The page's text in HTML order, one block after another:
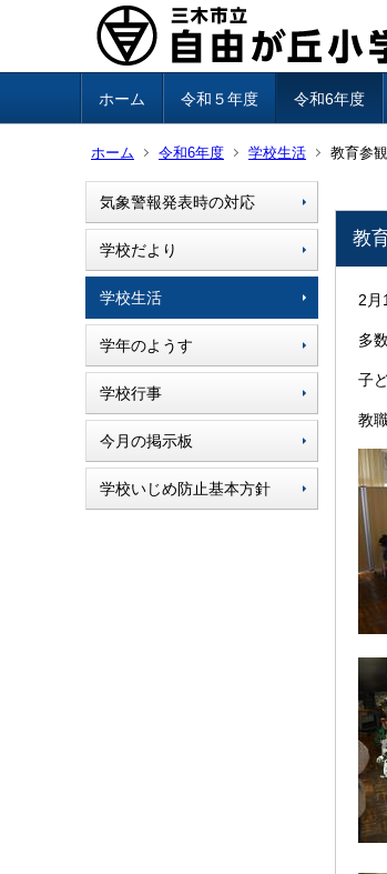
ホーム 令和５年度 令和6年度
ホーム 令和6年度 学校生活 教育参
気象警報発表時の対応
学校だより
学校生活
学年のようす
学校行事
今月の掲示板
学校いじめ防止基本方針
教
2月
多
子
教